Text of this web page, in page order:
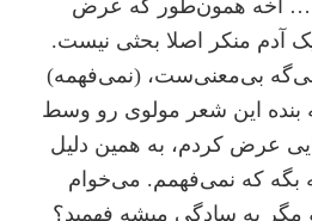
… آخه همون‌طور که عرض
آدم منکر اصلا بحثی نیست.
بی‌معنی‌ست، (نمی‌فهمه)
بنده این شعر مولوی رو وسط
عرض کردم، به همین دلیل
بگه که نمی‌فهمم. می‌خوام
به سادگی میشه فهمید؟